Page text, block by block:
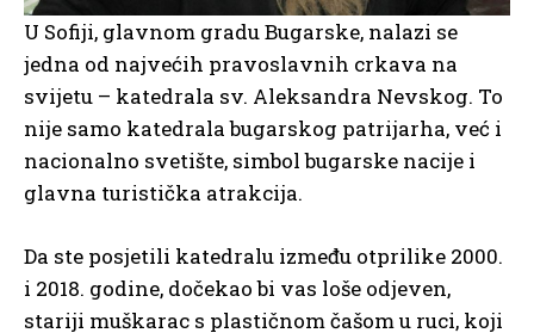
U Sofiji, glavnom gradu Bugarske, nalazi se
jedna od najvećih pravoslavnih crkava na
svijetu – katedrala sv. Aleksandra Nevskog. To
nije samo katedrala bugarskog patrijarha, već i
nacionalno svetište, simbol bugarske nacije i
glavna turistička atrakcija.
Da ste posjetili katedralu između otprilike 2000.
i 2018. godine, dočekao bi vas loše odjeven,
stariji muškarac s plastičnom čašom u ruci, koji